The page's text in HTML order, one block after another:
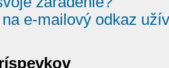
e-mailový odkaz